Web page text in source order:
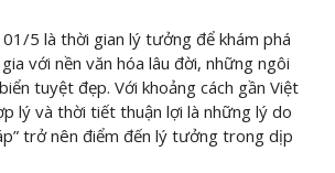
5 là thời gian lý tưởng để khám phá
với nền văn hóa lâu đời, những ngôi
tuyệt đẹp. Với khoảng cách gần Việt
lý và thời tiết thuận lợi là những lý do
trở nên điểm đến lý tưởng trong dịp